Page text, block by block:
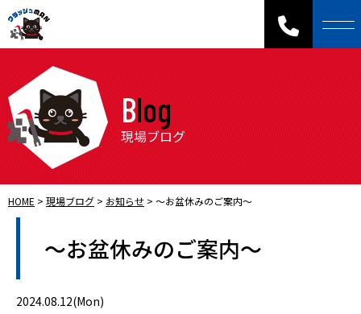
Blog
現場ブログ
HOME > 現場ブログ > お知らせ > ～お盆休みのご案内～
～お盆休みのご案内～
2024.08.12(Mon)